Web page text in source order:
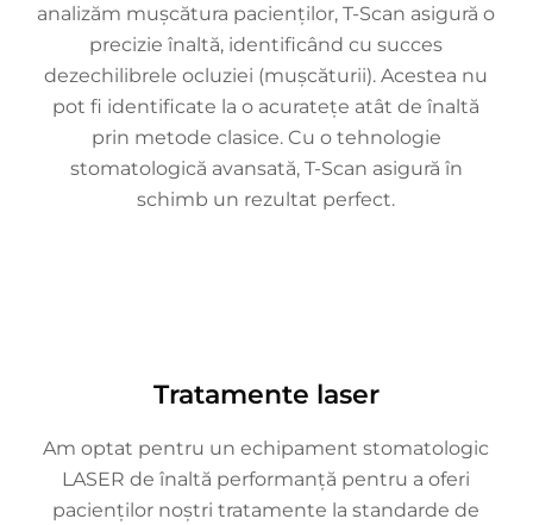
analizăm mușcătura pacienților, T-Scan asigură o
precizie înaltă, identificând cu succes
dezechilibrele ocluziei (mușcăturii). Acestea nu
pot fi identificate la o acuratețe atât de înaltă
prin metode clasice. Cu o tehnologie
stomatologică avansată, T-Scan asigură în
schimb un rezultat perfect.
Tratamente laser
Am optat pentru un echipament stomatologic
LASER de înaltă performanță pentru a oferi
pacienților noștri tratamente la standarde de